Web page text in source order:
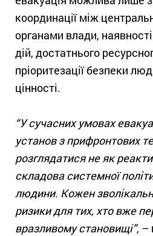
координації між
органами влади,
дій, достатнього
пріоритезації безпеки
цінності.
“У сучасних умовах
установ з прифронтових
розглядатися не як
складова системної
людини. Кожен
ризики для тих, хто вже
вразливому становищі”, –